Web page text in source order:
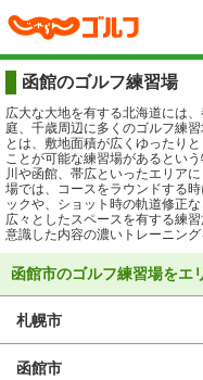
函館のゴルフ練習場
広大な大地を有する北海道には
庭、千歳周辺に多くのゴルフ練
とは、敷地面積が広くゆったり
ことが可能な練習場があるとい
川や函館、帯広といったエリア
場では、コースをラウンドする
ックや、ショット時の軌道修正
広々としたスペースを有する練
意識した内容の濃いトレーニング
函館市のゴルフ練習場をエ
札幌市
函館市